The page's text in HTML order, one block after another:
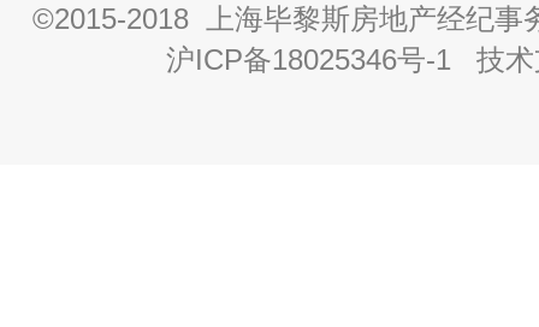
©2015-2018 上海毕黎斯房地产经纪事
沪ICP备18025346号-1 技术